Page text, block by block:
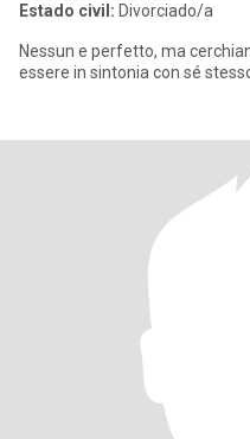
Estado civil: Divorciado/a
Nessun e perfetto, ma
essere in sintonia con sé